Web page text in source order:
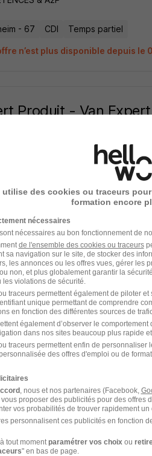
- 67 CDI Temps partiel
n’est plus disponible depuis le
Produit - Van
Temps partiel
n’est plus disponible depuis le
Emploi Ingénierie
dans le domaine
Emploi Mécanicien de
Bischheim
utilise des cookies ou traceurs
formation encore
nécessaires
nécessaires au bon fonctionnement de
de l'ensemble des cookies ou traceurs
sa navigation sur le site, de stocker des
les annonces ou les offres vues, gérer les
non, et plus globalement garantir la
les violations de sécurité.
traceurs permettent également de piloter
unique permettant de comprendre
en fonction des différentes sources de
également d’observer le
dans nos sites beaucoup plus rapide
traceurs permettent enfin de personnaliser
des offres d'emploi ou de
, nous et nos partenaires (Facebook,
proposer des publicités pour des offres
vos probabilités de trouver rapidement
personnalisent ces publicités en fonction
tout momentparamétrer vos choixou
" en bas de page.